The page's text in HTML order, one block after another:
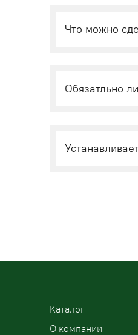
Что можно
Обязатльно
Kаталог
О компании